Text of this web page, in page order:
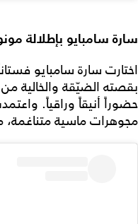
سارة سامبايو بإطلالة
بقصته الضيّقة والخالية
حضوراً أنيقاً وراقياً.
مجوهرات ماسية متناغمة،